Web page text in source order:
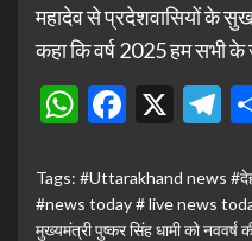
महादेव से प्रदेशवासियों के सुख
कहा कि वर्ष 2025 हम सभी
X
Tags: #Uttarakhand news
#news today # live news
मुख्यमंत्री पुष्कर सिंह धामी को